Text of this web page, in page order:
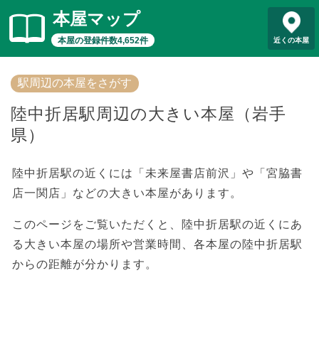
本屋マップ
本屋の登録件数4,652件 近くの本屋
駅周辺の本屋をさがす
陸中折居駅周辺の大きい本屋（岩手
県）
陸中折居駅の近くには「未来屋書店前沢」や「宮脇書
店一関店」などの大きい本屋があります。
このページをご覧いただくと、陸中折居駅の近くにあ
る大きい本屋の場所や営業時間、各本屋の陸中折居駅
からの距離が分かります。